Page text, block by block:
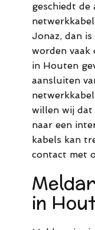
geschiedt de
Jonaz, dan
worden vaak
in Houten
aansluiten
willen wij dat
naar een
kabels kan
contact met
in